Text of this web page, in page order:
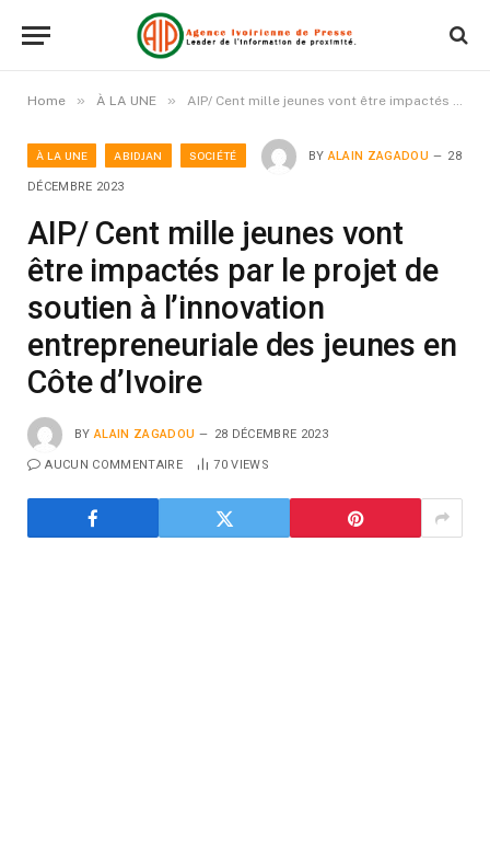
Home » À LA UNE » AIP/ Cent mille jeunes vont être impactés par le projet de soutien à l’innovation entrepreneuriale des jeunes en Côte d’Ivoire
À LA UNE ABIDJAN SOCIÉTÉ BY ALAIN ZAGADOU 28
DÉCEMBRE 2023
AIP/ Cent mille jeunes vont
être impactés par le projet de
soutien à l’innovation
entrepreneuriale des jeunes en
Côte d’Ivoire
BY ALAIN ZAGADOU 28 DÉCEMBRE 2023
AUCUN COMMENTAIRE 70VIEWS